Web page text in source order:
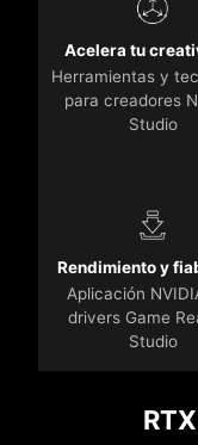
Acelera tu
Herramientas y
para creadores
Studio
Rendimiento y
Aplicación
drivers Game
Studio